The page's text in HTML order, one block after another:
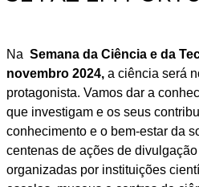
Na Semana da Ciência e da
novembro 2024, a ciência será
protagonista. Vamos dar a
que investigam e os seus
conhecimento e o bem-estar da
centenas de ações de
organizadas por instituições